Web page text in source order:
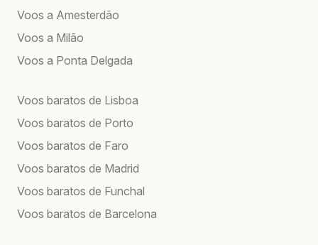
Voos a Amesterdão
Voos a Milão
Voos a Ponta Delgada
Voos baratos de Lisboa
Voos baratos de Porto
Voos baratos de Faro
Voos baratos de Madrid
Voos baratos de Funchal
Voos baratos de Barcelona